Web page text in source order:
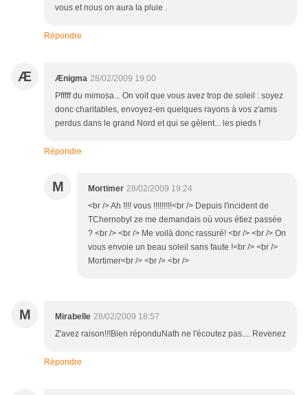
vous et nous on aura la pluie .
Répondre
Æ Ænigma 28/02/2009 19:00
Pfffff du mimosa... On voit que vous avez trop de soleil : soyez
donc charitables, envoyez-en quelques rayons à vos z'amis
perdus dans le grand Nord et qui se gèlent... les pieds !
Répondre
M Mortimer 28/02/2009 19:24
<br /> Ah !!!! vous !!!!!!!!!<br /> Depuis l'incident de
TChernobyl ze me demandais où vous étiez passée
? <br /> <br /> Me voilà donc rassuré! <br /> <br /> On
vous envoie un beau soleil sans faute !<br /> <br />
Mortimer<br /> <br /> <br />
M Mirabelle 28/02/2009 18:57
Z'avez raison!!!Bien réponduNath ne l'écoutez pas.... Revenez
Répondre